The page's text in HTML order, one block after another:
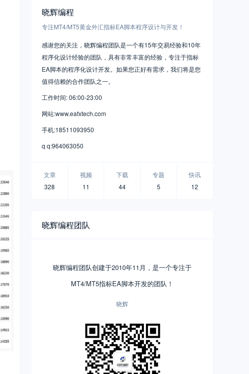
晓辉编程
专注MT4/MT5黄金外汇指标EA脚本程序设计与开发！
感谢您的关注，晓辉编程团队是一个有15年交易经验和10年
程序化设计经验的团队，具有非常丰富的经验，专注于指标
EA脚本的程序化设计开发。如果您正好有需求，我们将是您
值得信赖的合作团队之一。
工作时间: 06:00-23:00
网站:www.eafxtech.com
手机:18511093950
q q:964063050
文章
328
视频
11
下载
44
专题
5
快讯
12
晓辉编程团队
晓辉编程团队创建于2010年11月，是一个专注于
MT4/MT5指标EA脚本开发的团队！
晓辉